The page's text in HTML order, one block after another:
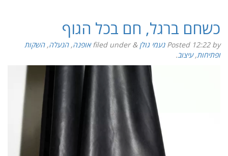
כשחם ברגל, חם בכל הגוף
Posted 12:22by נעמי גולן &
filed under אופנה,הנעלה,השקות
ופתיחות,עיצוב.